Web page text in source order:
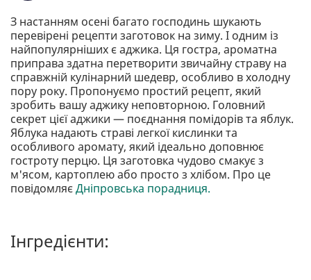
З настанням осені багато господинь шукають
перевірені рецепти заготовок на зиму. І одним із
найпопулярніших є аджика. Ця гостра, ароматна
приправа здатна перетворити звичайну страву на
справжній кулінарний шедевр, особливо в холодну
пору року. Пропонуємо простий рецепт, який
зробить вашу аджику неповторною. Головний
секрет цієї аджики — поєднання помідорів та яблук.
Яблука надають страві легкої кислинки та
особливого аромату, який ідеально доповнює
гостроту перцю. Ця заготовка чудово смакує з
м'ясом, картоплею або просто з хлібом. Про це
повідомляєДніпровська порадниця.
Інгредієнти: